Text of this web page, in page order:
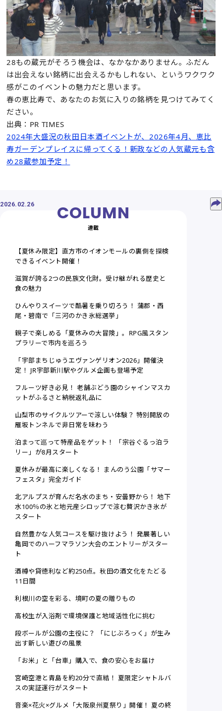
28もの蔵元がそろう機会は、なかなかありません。ふだん
は出会えない銘柄に出会えるかもしれない、というワクワク
感がこのイベントの魅力だと思います。
春の恵比寿で、あなたのお気に入りの銘柄を見つけてみてく
ださい。
出典：PR TIMES
2024年大盛況の秋田日本酒イベントが、2026年4月、恵比
寿ガーデンプレイスに帰ってくる！新政などの人気蔵元も含
め28蔵参加予定！
2026.02.26
連載
【夏休み限定】直方市のイオンモールの裏側を探検
できるイベント開催！
滋賀が誇る2つの民族文化財。受け継がれる歴史と
食の魅力
ひんやりスイーツで酷暑を乗り切ろう！ 蒲郡・西
尾・碧南で「三河のかき氷総選挙」
親子で楽しめる「夏休みの大冒険」。RPG風スタン
プラリーで市内を巡ろう
「宇部まちじゅうエヴァンゲリオン2026」開催決
定！ JR宇部新川駅やグルメ企画も登場予定
フルーツ好き必見！ 老舗ぶどう園のシャインマスカ
ットがふるさと納税返礼品に
山梨市のサイクルツアーで涼しい体験？ 特別開放の
雁坂トンネルで非日常を味わう
泊まって巡って特産品をゲット！ 「宗谷ぐるっ泊ラ
リー」が8月スタート
夏休みが最高に楽しくなる！ まんのう公園「サマー
フェスタ」完全ガイド
北アルプスが育んだ名水のまち・安曇野から！ 地下
水100％の氷と地元産シロップで涼む贅沢かき氷が
スタート
自然豊かな人気コースを駆け抜けよう！ 発展著しい
亀岡でのハーフマラソン大会のエントリーがスター
ト
酒樽や貸徳利など約250点。秋田の酒文化をたどる
11日間
利根川の空を彩る、境町の夏の贈りもの
高校生が入浴剤で環境保護と地域活性化に挑む
段ボールが公園の主役に？ 「にじぶろっく」が生み
出す新しい遊びの風景
「お米」と「台車」購入で、食の安心をお届け
宮崎空港と青島を約20分で直結！ 夏限定シャトルバ
スの実証運行がスタート
音楽×花火×グルメ「大阪泉州夏祭り」開催！ 夏の終